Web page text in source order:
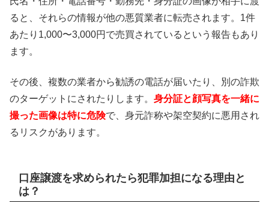
ると、それらの情報が他の悪質業者に転売されます。1件
あたり1,000〜3,000円で売買されているという報告もあり
ます。
その後、複数の業者から勧誘の電話が届いたり、別の詐欺
のターゲットにされたりします。 身分証と顔写真を一緒に
撮った画像は特に危険で、身元詐称や架空契約に悪用され
るリスクがあります。
口座譲渡を求められたら犯罪加担になる理由と
は？